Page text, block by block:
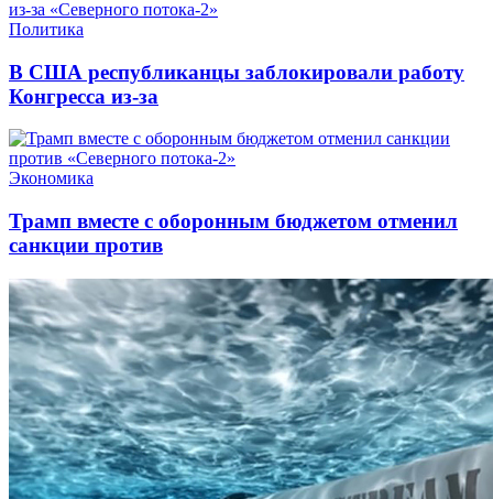
Политика
В США республиканцы заблокировали работу
Конгресса из-за
Экономика
Трамп вместе с оборонным бюджетом отменил
санкции против